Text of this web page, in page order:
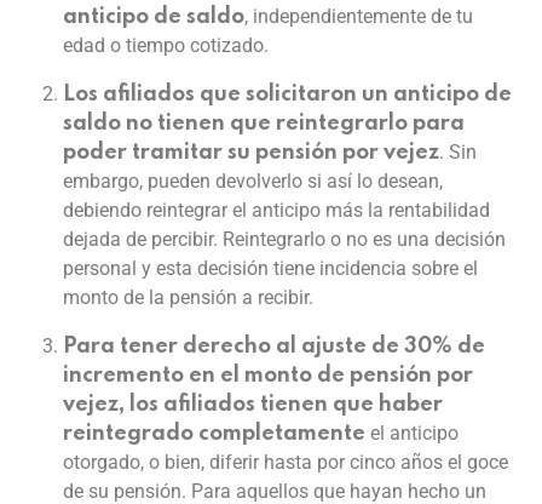
anticipo de saldo, independientemente de tu
edad o tiempo cotizado.
Los afiliados que solicitaron un anticipo de
saldo no tienen que reintegrarlo para
poder tramitar su pensión por vejez. Sin
embargo, pueden devolverlo si así lo desean,
debiendo reintegrar el anticipo más la rentabilidad
dejada de percibir. Reintegrarlo o no es una decisión
personal y esta decisión tiene incidencia sobre el
monto de la pensión a recibir.
Para tener derecho al ajuste de 30% de
incremento en el monto de pensión por
vejez, los afiliados tienen que haber
reintegrado completamente el anticipo
otorgado, o bien, diferir hasta por cinco años el goce
de su pensión. Para aquellos que hayan hecho un